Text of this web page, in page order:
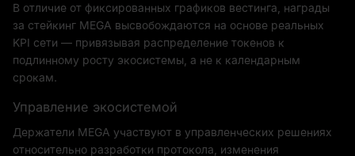
В отличие от фиксированных графиков вестинга, награды
за стейкинг MEGA высвобождаются на основе реальных
KPI сети — привязывая распределение токенов к
подлинному росту экосистемы, а не к календарным
срокам.
Управление экосистемой
Держатели MEGA участвуют в управленческих решениях
относительно разработки протокола, изменения